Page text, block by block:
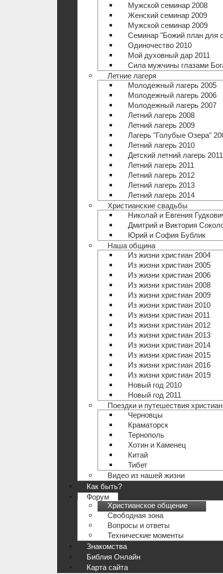
Мужской семинар 2008
Женский семинар 2009
Мужской семинар 2009
Семинар "Божий план для
Одиночество 2010
Мой духовный дар 2011
Сила мужчины глазами
Летние лагеря
Молодежный лагерь 2005
Молодежный лагерь 2006
Молодежный лагерь 2007
Летний лагерь 2008
Летний лагерь 2009
Лагерь "Голубые Озера"
Летний лагерь 2010
Детский летний лагерь 2011
Летний лагерь 2011
Летний лагерь 2012
Летний лагерь 2013
Летний лагерь 2014
Христианские свадьбы
Николай и Евгения
Дмитрий и Виктория
Юрий и София Бублик
Наша община
Из жизни христиан 2004
Из жизни христиан 2005
Из жизни христиан 2006
Из жизни христиан 2008
Из жизни христиан 2009
Из жизни христиан 2010
Из жизни христиан 2011
Из жизни христиан 2012
Из жизни христиан 2013
Из жизни христиан 2014
Из жизни христиан 2015
Из жизни христиан 2016
Из жизни христиан 2019
Новый год 2010
Новый год 2011
Поездки и путешествия христиан
Черновцы
Краматорск
Тернополь
Хотин и Каменец
Китай
Тибет
Видео из нашей жизни
Как быть?
Форум
Христианское общение
Свободная зона
Вопросы и ответы
Технические моменты
Знакомства
Библия Онлайн
Карта сайта